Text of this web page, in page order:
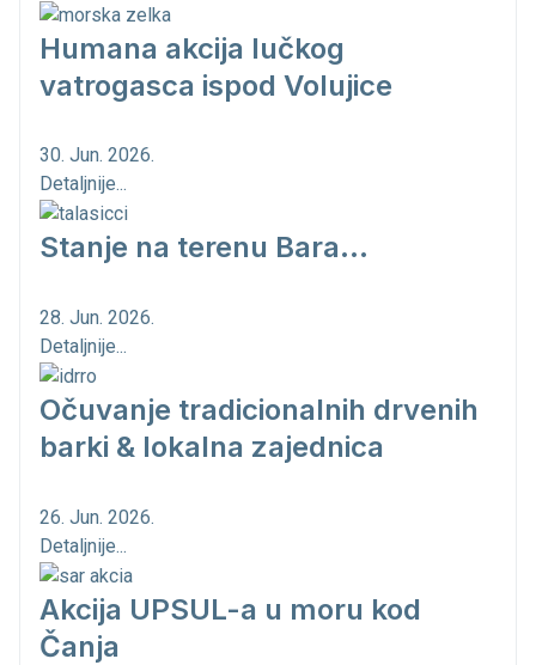
Humana akcija lučkog
vatrogasca ispod Volujice
30. Jun. 2026.
Detaljnije...
Stanje na terenu Bara...
28. Jun. 2026.
Detaljnije...
Očuvanje tradicionalnih drvenih
barki & lokalna zajednica
26. Jun. 2026.
Detaljnije...
Akcija UPSUL-a u moru kod
Čanja